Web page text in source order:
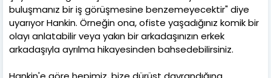
buluşmanız bir iş görüşmesine benzemeyecektir" diye
uyarıyor Hankin. Örneğin ona, ofiste yaşadığınız komik bir
olayı anlatabilir veya yakın bir arkadaşınızın erkek
arkadaşıyla ayrılma hikayesinden bahsedebilirsiniz.